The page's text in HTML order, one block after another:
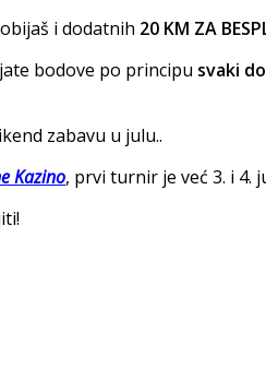
i dodatnih 20 KM ZA
bodove po principu svaki
zabavu u julu..
Kazino, prvi turnir je već 3. i 4.